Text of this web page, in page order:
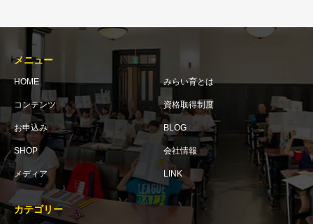
メニュー
HOME みらい育とは
コンテンツ 資格取得制度
お申込み BLOG
SHOP 会社情報
メディア LINK
カテゴリー